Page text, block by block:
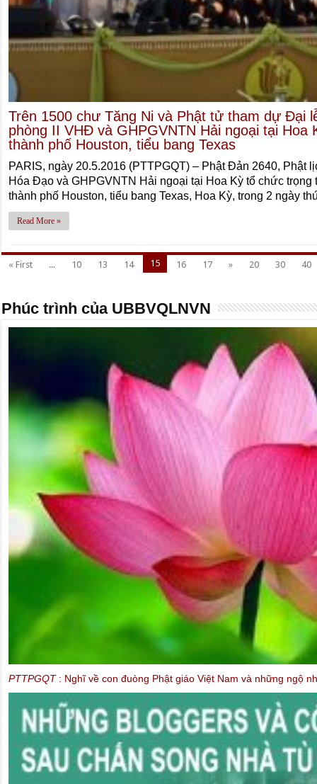
Trên 1500 chư Tăng Ni và Phật tử tham dự Đại
phòng II VHĐ và GHPGVNTN Hải ngoại tại Hoa
thành phố Houston, tiểu bang Texas
PARIS, ngày 20.5.2016 (PTTPGQT) – Phật Đản 2640, Phật
Hóa Đạo và GHPGVNTN Hải ngoại tại Hoa Kỳ tổ chức
thành phố Houston, tiểu bang Texas, Hoa Kỳ, trong 2 ngày
Read More »
« First ... 10 13 14 15 16 17 » 20 30 40
Phúc trình của UBBVQLNVN
PTTPGQT: Nghĩ về con đuòng Phật giáo Việt Nam và những ngộ